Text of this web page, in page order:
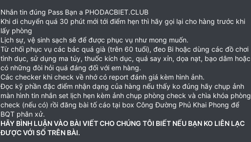
Nhắn tin đúng Pass Bạn a PHODACBIET.CLUB
Khi di chuyển quá 30 phút mới tới điểm hẹn thì hãy gọi lại cho hàng trước khi
lấy phòng
Lịch sự, vệ sinh sạch sẽ để được phục vụ như mong muốn.
Từ chối phục vụ các bác quá già (trên 60 tuổi), đeo Bi hoặc dùng các đồ chơi
tình dục, sử dụng ma túy, thuốc kích dục, quá say xỉn, dọa nạt, bạo dâm hoặc
có những đòi hỏi quá đáng đối với em hàng.
Các checker khi check về nhớ có report đánh giá kèm hình ảnh.
Đọc kỹ phần đặc điểm nhận dạng của hàng nếu thấy ko đúng hãy chụp ảnh
màn hình tin nhắn set lịch hẹn kèm ảnh chụp phòng check và chìa khóa phòng
check (nếu có) rồi đăng bài tố cáo tại box Công Đường Phủ Khai Phong để
BQT phân xử.
HÃY BÌNH LUẬN VÀO BÀI VIẾT CHO CHÚNG TÔI BIẾT NẾU BẠN KO LIÊN LẠC
ĐƯỢC VỚI SỐ TRÊN BÀI.